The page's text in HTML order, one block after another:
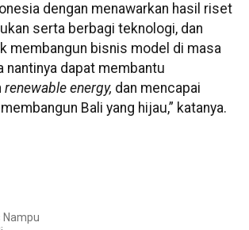
dengan menawarkan hasil riset
serta berbagi teknologi, dan
membangun bisnis model di masa
nantinya dapat membantu
renewable energy, dan mencapai
Bali yang hijau,” katanya.
Nampu